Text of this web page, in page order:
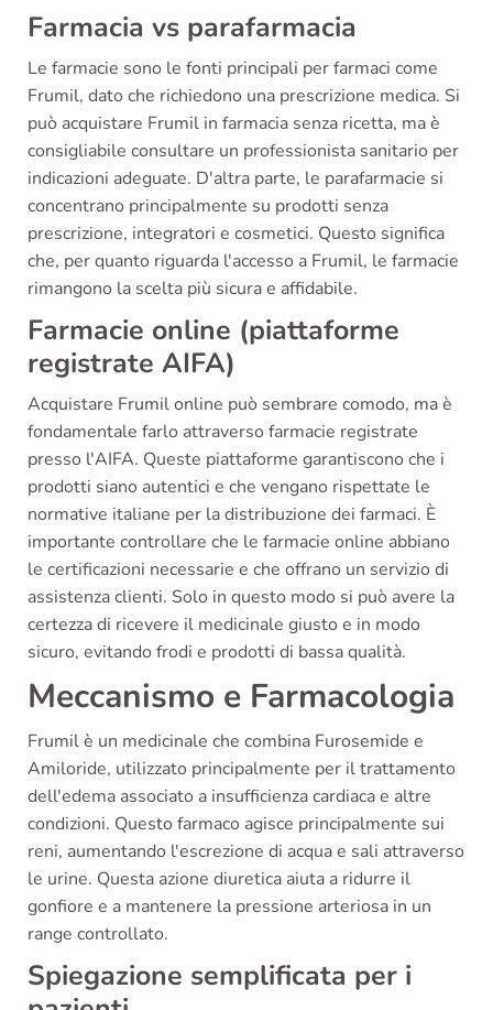
Farmacia vs parafarmacia
Le farmacie sono le fonti principali per farmaci come
Frumil, dato che richiedono una prescrizione medica. Si
può acquistare Frumil in farmacia senza ricetta, ma è
consigliabile consultare un professionista sanitario per
indicazioni adeguate. D'altra parte, le parafarmacie si
concentrano principalmente su prodotti senza
prescrizione, integratori e cosmetici. Questo significa
che, per quanto riguarda l'accesso a Frumil, le farmacie
rimangono la scelta più sicura e affidabile.
Farmacie online (piattaforme
registrate AIFA)
Acquistare Frumil online può sembrare comodo, ma è
fondamentale farlo attraverso farmacie registrate
presso l'AIFA. Queste piattaforme garantiscono che i
prodotti siano autentici e che vengano rispettate le
normative italiane per la distribuzione dei farmaci. È
importante controllare che le farmacie online abbiano
le certificazioni necessarie e che offrano un servizio di
assistenza clienti. Solo in questo modo si può avere la
certezza di ricevere il medicinale giusto e in modo
sicuro, evitando frodi e prodotti di bassa qualità.
Meccanismo e Farmacologia
Frumil è un medicinale che combina Furosemide e
Amiloride, utilizzato principalmente per il trattamento
dell'edema associato a insufficienza cardiaca e altre
condizioni. Questo farmaco agisce principalmente sui
reni, aumentando l'escrezione di acqua e sali attraverso
le urine. Questa azione diuretica aiuta a ridurre il
gonfiore e a mantenere la pressione arteriosa in un
range controllato.
Spiegazione semplificata per i